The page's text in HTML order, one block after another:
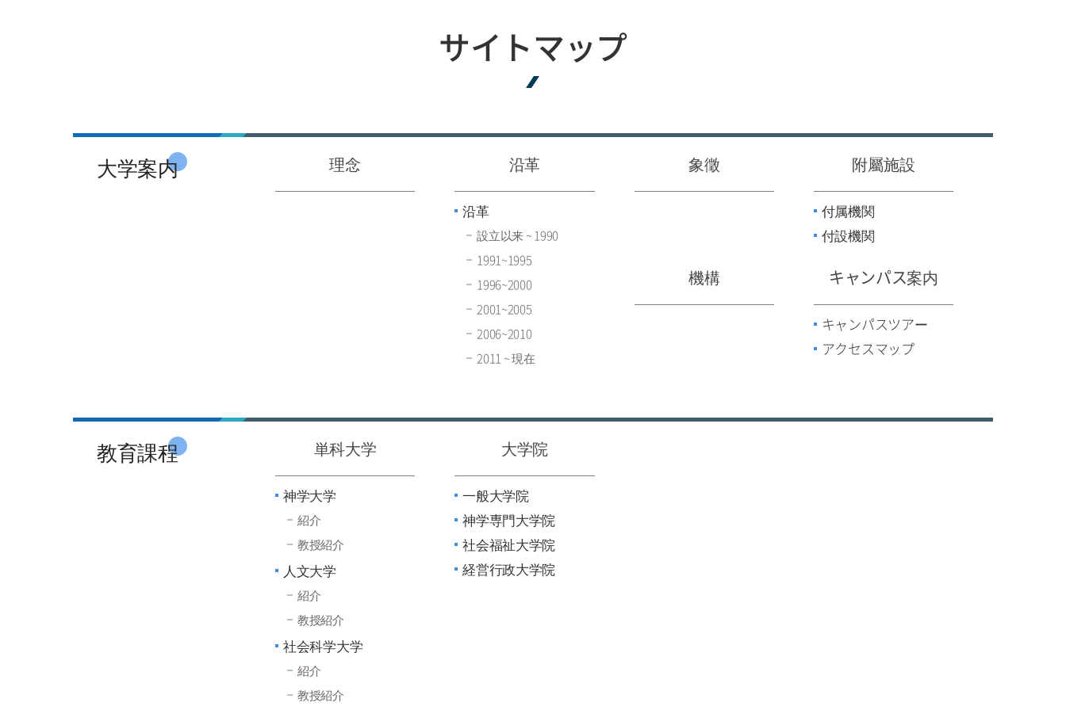
サイトマップ
大学案内 理念 沿革
沿革
設立以来 ~ 1990
1991~1995
1996~2000
2001~2005
2006~2010
2011 ~ 現在
象徵 附屬施設
付属機関
付設機関
機構 キャンパス案内
キャンパスツアー
アクセスマップ
教育課程 単科大学
神学大学
紹介
教授紹介
人文大学
紹介
教授紹介
社会科学大学
紹介
教授紹介
大学院
一般大学院
神学専門大学院
社会福祉大学院
経営行政大学院